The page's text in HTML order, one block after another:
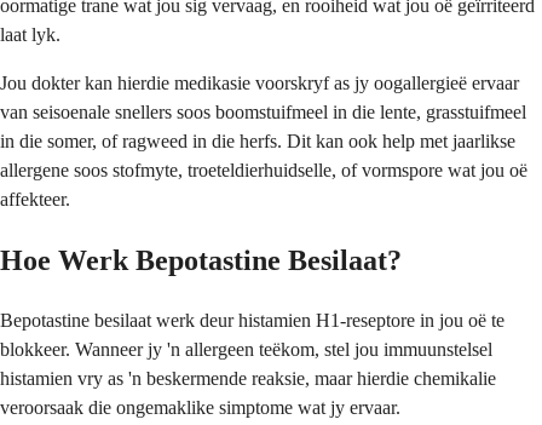
oormatige trane wat jou sig vervaag, en rooiheid wat jou oë geïrriteerd
laat lyk.
Jou dokter kan hierdie medikasie voorskryf as jy oogallergieë ervaar
van seisoenale snellers soos boomstuifmeel in die lente, grasstuifmeel
in die somer, of ragweed in die herfs. Dit kan ook help met jaarlikse
allergene soos stofmyte, troeteldierhuidselle, of vormspore wat jou oë
affekteer.
Hoe Werk Bepotastine Besilaat?
Bepotastine besilaat werk deur histamien H1-reseptore in jou oë te
blokkeer. Wanneer jy 'n allergeen teëkom, stel jou immuunstelsel
histamien vry as 'n beskermende reaksie, maar hierdie chemikalie
veroorsaak die ongemaklike simptome wat jy ervaar.